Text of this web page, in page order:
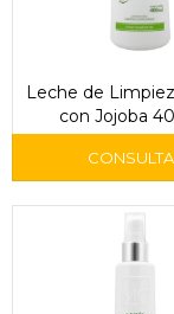
Leche de
con Jojoba